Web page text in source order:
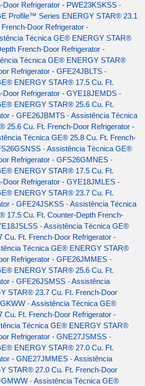
Door Refrigerator - PWE23KSKSS -
Profile™ Series ENERGY STAR® 23.1
Door Refrigerator -
Técnica GE® ENERGY STAR®
French-Door Refrigerator -
Técnica GE® ENERGY STAR®
Refrigerator - GFE24JBLTS -
ENERGY STAR® 17.5 Cu. Ft.
Door Refrigerator - GYE18JEMDS -
ENERGY STAR® 25.6 Cu. Ft.
- GFE26JBMTS -Assistência Técnica
25.6 Cu. Ft. French-Door Refrigerator -
Técnica GE® 25.8 Cu. Ft. French-
-Assistência Técnica GE®
Refrigerator - GFS26GMNES -
ENERGY STAR® 17.5 Cu. Ft.
Door Refrigerator - GYE18JMLES -
ENERGY STAR® 23.7 Cu. Ft.
- GFE24JSKSS -Assistência Técnica
17.5 Cu. Ft. Counter-Depth French-
-Assistência Técnica GE®
Cu. Ft. French-Door Refrigerator -
Técnica GE® ENERGY STAR®
Refrigerator - GFE26JMMES -
ENERGY STAR® 25.6 Cu. Ft.
- GFE26JSMSS -Assistência
STAR® 23.7 Cu. Ft. French-Door
-Assistência Técnica GE®
Cu. Ft. French-Door Refrigerator -
Técnica GE® ENERGY STAR®
Refrigerator - GNE27JSMSS -
ENERGY STAR® 27.0 Cu. Ft.
- GNE27JMMES -Assistência
STAR® 27.0 Cu. Ft. French-Door
-Assistência Técnica GE®